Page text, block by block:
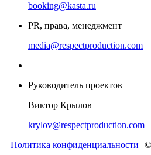
booking@kasta.ru
PR, права, менеджмент
media@respectproduction.com
Руководитель проектов
Виктор Крылов
krylov@respectproduction.com
Политика конфиденциальности
©